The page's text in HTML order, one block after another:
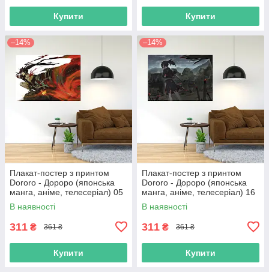
Купити Купити
–14%
Плакат-постер з принтом
Dororo - Дороро (японська
манга, аніме, телесеріал) 05
В наявності
311 ₴ 361 ₴
Купити
–14%
Плакат-постер з принтом
Dororo - Дороро (японська
манга, аніме, телесеріал) 16
В наявності
311 ₴ 361 ₴
Купити